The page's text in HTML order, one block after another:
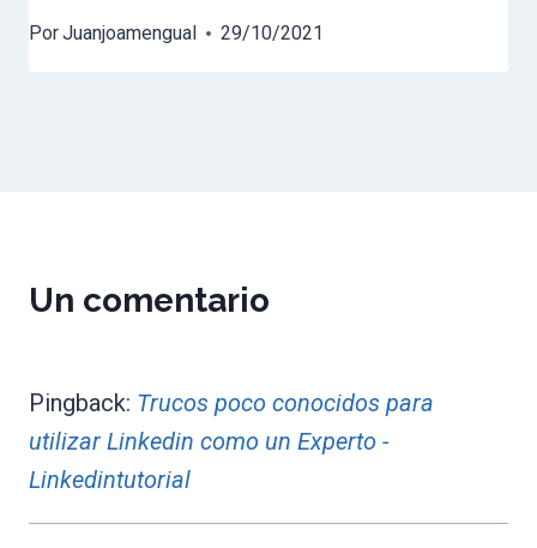
PorJuanjoamengual 29/10/2021
Un comentario
Pingback: Trucos poco conocidos para
utilizar Linkedin como un Experto -
Linkedintutorial